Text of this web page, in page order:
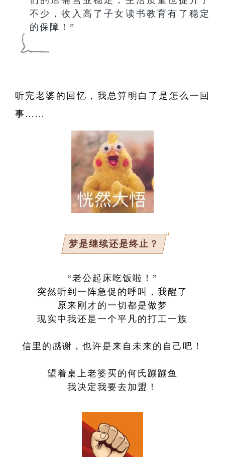
不少，收入高了子女读书教育有了稳定
的保障！”
听完老婆的回忆，我总算明白了是怎么一回
事……
梦是继续还是终止？
“老公起床吃饭啦！”
突然听到一阵急促的呼叫，我醒了
原来刚才的一切都是做梦
现实中我还是一个平凡的打工一族
信里的感谢，也许是来自未来的自己吧！
望着桌上老婆买的何氏蹦蹦鱼
我决定我要去加盟！